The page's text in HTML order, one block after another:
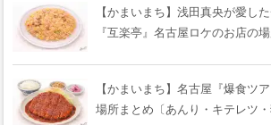
【かまいまち】浅田真央が愛し
『互楽亭』名古屋ロケのお店の
【かまいまち】名古屋『爆食ツ
場所まとめ〔あんり・キテレツ・